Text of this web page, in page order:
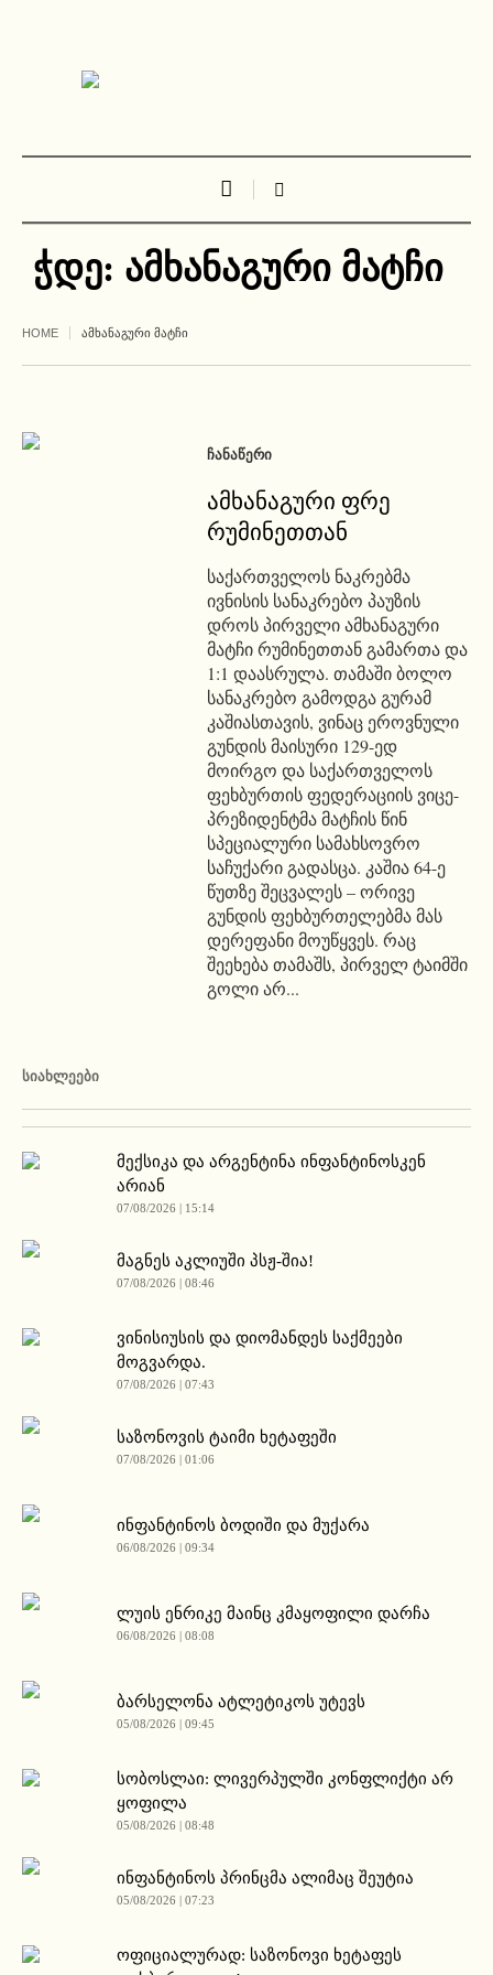
ჭდე: ამხანაგური მატჩი
HOME ᲐᲛᲮᲐᲜᲐᲒᲣᲠᲘ ᲛᲐᲢᲩᲘ
ᲩᲐᲜᲐᲬᲔᲠᲘ
ამხანაგური ფრე
რუმინეთთან
საქართველოს ნაკრებმა
ივნისის სანაკრებო პაუზის
დროს პირველი ამხანაგური
მატჩი რუმინეთთან გამართა და
1:1 დაასრულა. თამაში ბოლო
სანაკრებო გამოდგა გურამ
კაშიასთავის, ვინაც ეროვნული
გუნდის მაისური 129-ედ
მოირგო და საქართველოს
ფეხბურთის ფედერაციის ვიცე-
პრეზიდენტმა მატჩის წინ
სპეციალური სამახსოვრო
საჩუქარი გადასცა. კაშია 64-ე
წუთზე შეცვალეს – ორივე
გუნდის ფეხბურთელებმა მას
დერეფანი მოუწყვეს. რაც
შეეხება თამაშს, პირველ ტაიმში
გოლი არ...
ᲡᲘᲐᲮᲚᲔᲔᲑᲘ
მექსიკა და არგენტინა ინფანტინოსკენ
არიან
07/08/2026 | 15:14
მაგნეს აკლიუში პსჟ-შია!
07/08/2026 | 08:46
ვინისიუსის და დიომანდეს საქმეები
მოგვარდა.
07/08/2026 | 07:43
საზონოვის ტაიმი ხეტაფეში
07/08/2026 | 01:06
ინფანტინოს ბოდიში და მუქარა
06/08/2026 | 09:34
ლუის ენრიკე მაინც კმაყოფილი დარჩა
06/08/2026 | 08:08
ბარსელონა ატლეტიკოს უტევს
05/08/2026 | 09:45
სობოსლაი: ლივერპულში კონფლიქტი არ
ყოფილა
05/08/2026 | 08:48
ინფანტინოს პრინცმა ალიმაც შეუტია
05/08/2026 | 07:23
ოფიციალურად: საზონოვი ხეტაფეს